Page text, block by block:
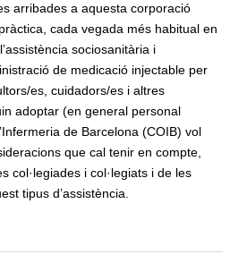
arribades a aquesta corporació
cada vegada més habitual en
sociosanitària i
de medicació injectable per
es, cuidadors/es i altres
adoptar (en general personal
de Barcelona (COIB) vol
que cal tenir en compte,
col·legiades i col·legiats i de les
tipus d’assistència.